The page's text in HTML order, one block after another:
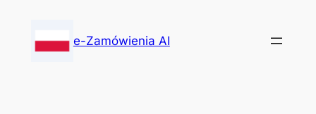
content
e-Zamówienia AI